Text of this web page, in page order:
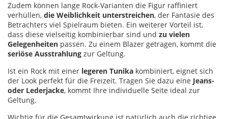
Zudem können lange Rock-Varianten die Figur raffiniert
verhüllen, die Weiblichkeit unterstreichen, der Fantasie des
Betrachters viel Spielraum bieten. Ein weiterer Vorteil ist,
dass diese vielseitig kombinierbar sind und zu vielen
Gelegenheiten passen. Zu einem Blazer getragen, kommt die
seriöse Ausstrahlung zur Geltung.
Ist ein Rock mit einer legeren Tunika kombiniert, eignet sich
der Look perfekt für die Freizeit. Tragen Sie dazu eine Jeans-
oder Lederjacke, kommt Ihre individuelle Seite ideal zur
Geltung.